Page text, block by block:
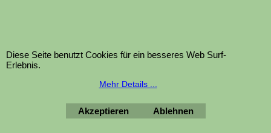
Diese Seite benutzt Cookies für ein besseres Web Surf-
Erlebnis.
Mehr Details ...
Akzeptieren Ablehnen